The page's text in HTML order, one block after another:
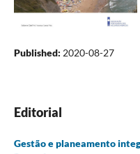
Published: 2020-08-27
Editorial
Gestão e planeamento